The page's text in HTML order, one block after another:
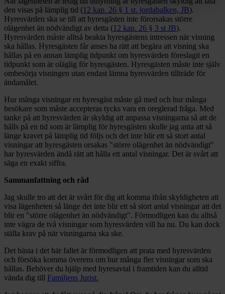
den visas på lämplig tid (12 kap. 26 § 1 st. jordabalken, JB).
Hyresvärden ska se till att hyresgästen inte förorsakas större
olägenhet än nödvändigt av detta (12 kap. 26 § 3 st JB).
Hyresvärden måste alltså beakta hyresgästens intressen när visning
ska hållas. Hyresgästen får anses ha rätt att begära att visning ska
hållas på en annan lämplig tidpunkt om hyresvärden föreslagit en
tidpunkt som är oläglig för hyresgästen. Hyresgästen måste inte själv
ombesörja visningen utan endast lämna hyresvärden tillträde för
ändamålet.
Hur många visningar en hyresgäst måste gå med och hur många
besökare som måste accepteras tycks vara en oreglerad fråga. Med
tanke på att hyresvärden är skyldig att anpassa visningarna så att de
hålls på en tid som är lämplig för hyresgästen skulle jag anta att så
länge kravet på lämplig tid följs och det inte blir ett så stort antal
visningar att hyresgästen orsakas "större olägenhet än nödvändigt"
har hyresvärden ändå rätt att hålla ett antal visningar. Det är svårt att
säga en exakt siffra.
Sammanfattning och råd
Jag skulle tro att det är svårt för dig att komma ifrån skyldigheten att
visa lägenheten så länge det inte blir ett så stort antal visningar att det
blir en "större olägenhet än nödvändigt". Förmodligen kan du alltså
inte vägra de två visningar som hyresvärden vill ha nu. Du kan dock
ställa krav på när visningarna ska ske.
Det bästa i det här fallet är förmodligen att prata med hyresvärden
och försöka komma överens om hur många fler visningar som ska
hållas. Behöver du hjälp med hyresavtal i framtiden kan du alltid
vända dig till Familjens Jurist.